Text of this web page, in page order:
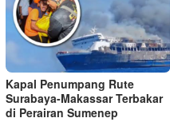
Kapal Penumpang Rute
Surabaya-Makassar Terbakar
di Perairan Sumenep